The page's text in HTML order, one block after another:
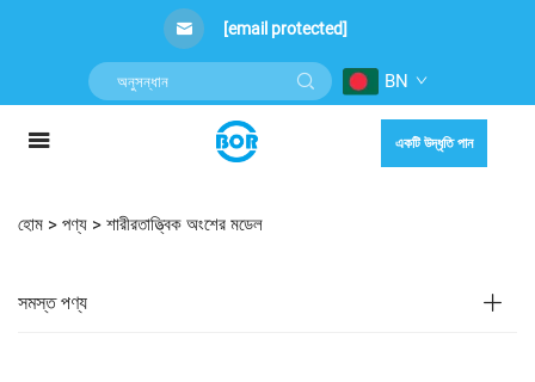
[email protected]
BN
একটি উদ্ধৃতি পান
হোম > পণ্য > শারীরতাত্ত্বিক অংশের মডেল
সমস্ত পণ্য